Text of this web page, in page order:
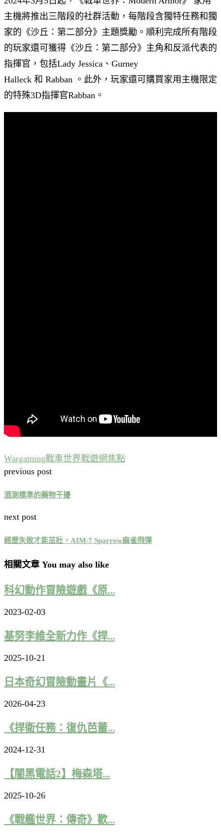
主機將推出三階段的社群活動，每階段含獨特任務和獨
家的《沙丘：第二部分》主題獎勵。順利完成所有階段
的玩家還可獲得《沙丘：第二部分》主角和反派代表的
指揮官，包括Lady Jessica、Gurney
Halleck 和 Rabban 。此外，玩家還可購買家用主機限定
的特殊3D指揮官Rabban。
Wargaming戰車世界戰遊網焦點
previous post
酒測標準的藥物干擾
next post
經歷失敗才能茁壯，AIM-7 Sparrow麻雀飛彈
相關文章 You may also like
科幻動作冒險遊戲《原...
2023-02-03
基努李維全新力作《捍...
2025-10-21
日本奇幻冒險動畫片《...
2026-04-23
《捍衛任務：復仇芭蕾...
2024-12-31
【闇黑電話2】梅森塔...
2025-10-26
《戰艦世界：傳奇》歡...